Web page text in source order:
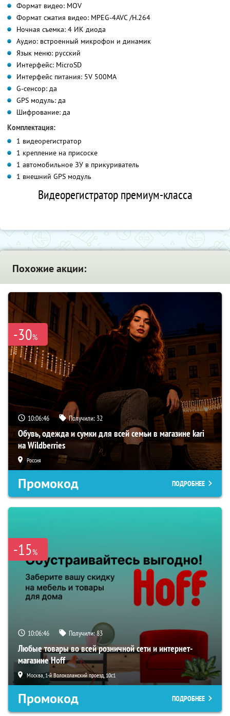
Формат видео: MOV
Формат сжатия видео: MPEG-4AVC /H.264
Ночная съемка: 4 ИК диода
Аудио: встроенный микрофон и динамик
Язык меню: русский
Интерфейс: MicroSD
Интерфейс питания: 5V 500MA
G-сенсор: да
GPS модуль: да
Шифрование: да
Комплектация:
1 видеорегистратор
1 крепление на присоске
1 автомобильное ЗУ в прикуриватель
1 внешний GPS модуль
Видеорегистратор премиум-класса
Похожие акции:
-30%
10:06:45 Получили: 32
Обувь, одежда и сумки для всей семьи в магазине kari
на Wildberries
Россия
Промокод ПОДРОБНЕЕ
-15%
10:06:45 Получили:83
Любые товары во всей розничной сети и интернет-
магазине Hoff
Москва, 1-й Волоколамский проезд, 10с1
Промокод ПОДРОБНЕЕ